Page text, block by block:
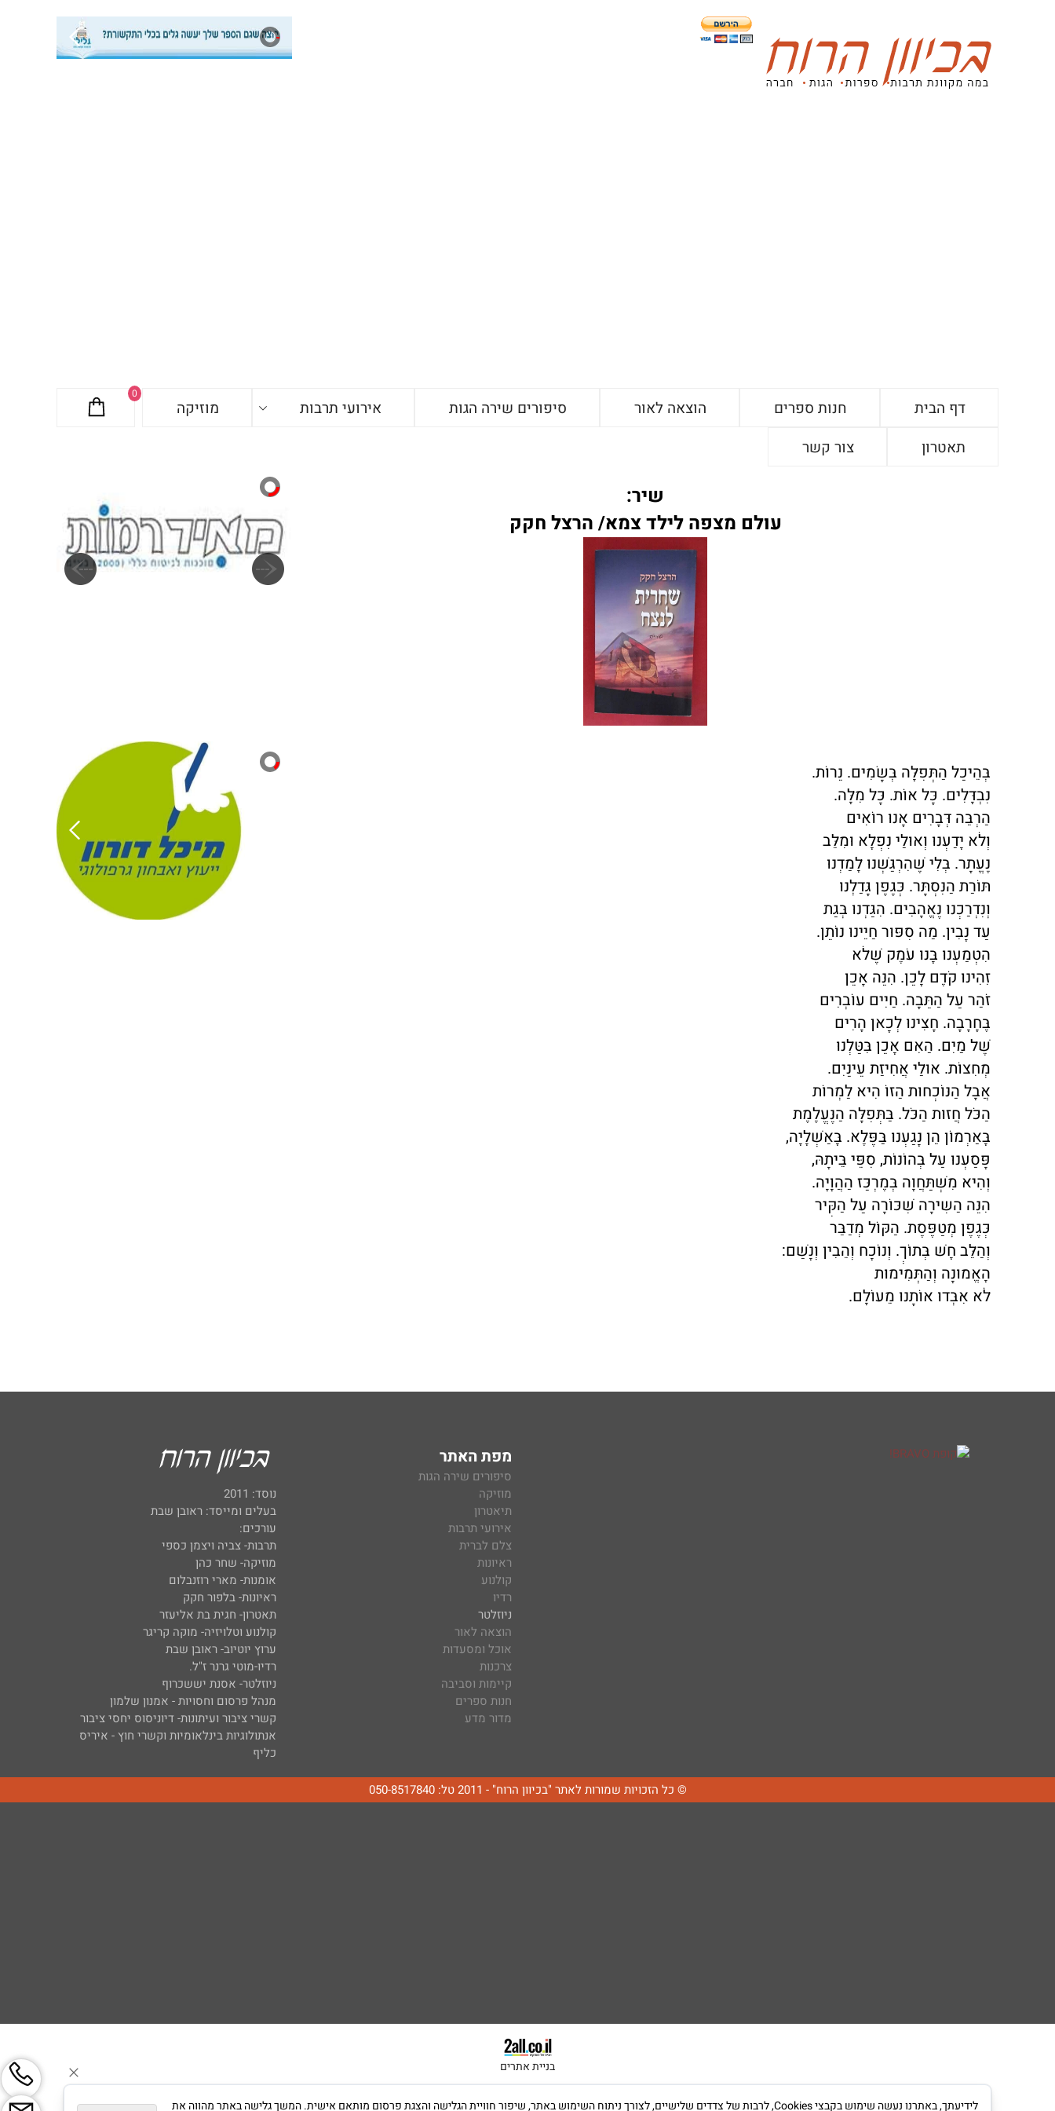
0
דף הבית חנות ספרים הוצאה לאור סיפורים שירה הגות אירועי תרבות
מוזיקה
תאטרון
צור קשר
שיר:
עולם מצפה לילד צמא/ הרצל חקק
בְּהֵיכַל הַתְּפִלָּה בְּשָׂמִים. נֵרוֹת.
נִבְדָּלִים. כָּל אוֹת. כָּל מִלָּה.
הַרְבֵּה דְּבָרִים אָנוּ רוֹאִים
וְלֹא יָדַעְנוּ וְאוּלַי נִפְלָא וּמִלֵּב
נֶעֱתָר. בְּלִי שֶׁהִרְגַּשְׁנוּ לָמַדְנוּ
תּוֹרַת הַנִּסְתָּר. כְּגֶפֶן גָּדַלְנוּ
וְנִדְרַכְנוּ נֶאֱהָבִים. הִגַּדְנוּ בְּגַת
עַד נָבִין. מַה סִפּוּר חַיֵּינוּ נוֹתֵן.
הִטְמַעְנוּ בָּנוּ עֹמֶק שֶׁלֹא
זִהִינוּ קֹדֶם לָכֵן. הִנֵּה אָכֵן
זֹהַר עַל הַתֵּבָה. חַיִּים עוֹבְרִים
בֶּחָרָבָה. חָצִינוּ לְכָאן הָרִים
שֶׁל מַיִם. הַאִם אָכֵן בִּטַּלְנוּ
מְחִצּוֹת. אוּלַי אֲחִיזַת עֵינַיִם.
אֲבָל הַנּוֹכְחוּת הַזוֹ הִיא לַמְרוֹת
הַכֹּל חֲזוּת הַכֹּל. בַּתְּפִלָּה הַנֶּעֱלֶמֶת
בָּאַרְמוֹן הֵן נָגַעְנוּ בַּפֶּלֶא. בָּאַשְׁלָיָה,
פָּסַעְנוּ עַל בְּהוֹנוֹת, סִפֵּי בֵּיתָהּ,
וְהִיא מִשְׁתַּחֲוָה בְּמֶרְכַּז הַהֲוָיָה.
הִנֵּה הַשִּירָה שִׁכּוֹרָה עַל הַקִּיר
כְּגֶפֶן מְטַפֶּסֶת. הַקּוֹל מְדַבֵּר
וְהַלֵּב חָשׁ בְּתוֹךְ. וְנוֹכָח וְהֵבִין וְנָשַׁם:
הָאֱמוּנָה וְהַתְּמִימוּת
לֹא אִבְּדוּ אוֹתָנוּ מֵעוֹלָם.
מפת האתר
סיפורים שירה הגות
מוזיקה
תיאטרון
אירועי תרבות
צלם לברית
ראיונות
קולנוע
רדיו
ניוזלטר
הוצאה לאור
אוכל ומסעדות
צרכנות
קיימות וסביבה
חנות ספרים
מדור מדע
נוסד: 2011
בעלים ומייסד: ראובן שבת
עורכים:
תרבות- צביה ויצמן כספי
מוזיקה- שחר כהן
אומנות- מארי רוזנבלום
ראיונות- בלפור חקק
תאטרון- חגית בת אליעזר
קולנוע וטלויזיה- מוקה קריגר
ערוץ יוטיוב- ראובן שבת
רדיו-מוטי גרנר ז"ל.
ניוזלטר- אסנת יששכרוף
מנהל פרסום וחסויות - אמנון שלמון
קשרי ציבור ועיתונות- דיוניסוס יחסי ציבור
אנתולוגיות בינלאומיות וקשרי חוץ - איריס
כליף
© כל הזכויות שמורות לאתר "בכיוון הרוח" - 2011 טל: 050-8517840
בניית אתרים
לידיעתך, באתרנו נעשה שימוש בקבצי Cookies, לרבות של צדדים שלישיים, לצורך ניתוח השימוש באתר, שיפור חוויית הגלישה והצגת פרסום מותאם אישית. המשך גלישה באתר מהווה את